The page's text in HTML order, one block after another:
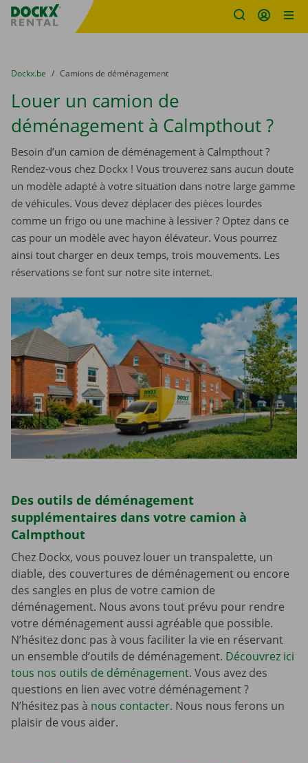
sitename
You are here:
du
Dockx.be to
Camions de déménagement
Louer un camion de
déménagement à Calmpthout ?
Besoin d’un camion de déménagement à Calmpthout ?
Rendez-vous chez Dockx ! Vous trouverez sans aucun doute
un modèle adapté à votre situation dans notre large gamme
de véhicules. Vous devez déplacer des pièces lourdes
comme un frigo ou une machine à lessiver ? Optez dans ce
cas pour un modèle avec hayon élévateur. Vous pourrez
ainsi tout charger en deux temps, trois mouvements. Les
réservations se font sur notre site internet.
Des outils de déménagement
supplémentaires dans votre camion à
Calmpthout
Chez Dockx, vous pouvez louer un transpalette, un
diable, des couvertures de déménagement ou encore
des sangles en plus de votre camion de
déménagement. Nous avons tout prévu pour rendre
votre déménagement aussi agréable que possible.
N’hésitez donc pas à vous faciliter la vie en réservant
un ensemble d’outils de déménagement. Découvrez ici
tous nos outils de déménagement. Vous avez des
questions en lien avec votre déménagement ?
N’hésitez pas à nous contacter. Nous nous ferons un
plaisir de vous aider.